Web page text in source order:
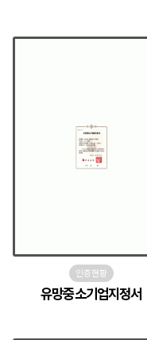
인증현황
유망중소기업지정서